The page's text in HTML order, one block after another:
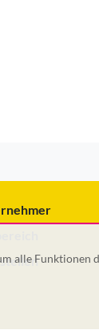
alle Funktionen